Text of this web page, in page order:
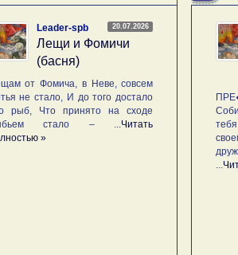
20.07.2026
Leader-spb
Лещи и Фомичи
(басня)
от Фомича, в Неве, совсем
не стало, И до того достало
рыб, Что принято на сходе
стало – ...Читать
»
...